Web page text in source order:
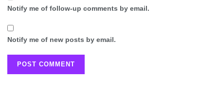
Notify me of follow-up comments by email.
Notify me of new posts by email.